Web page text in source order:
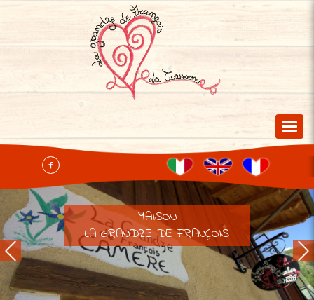
RESTAURANT LA TAVERNE